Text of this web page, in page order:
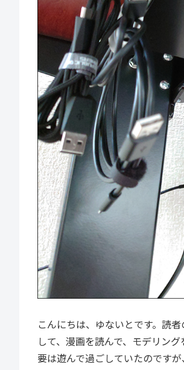
こんにちは、ゆないとです。読
して、漫画を読んで、モデリン
要は遊んで過ごしていたのです